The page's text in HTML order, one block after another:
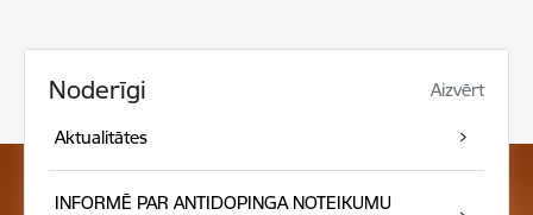
Noderīgi Aizvērt
Aktualitātes
INFORMĒ PAR ANTIDOPINGA NOTEIKUMU